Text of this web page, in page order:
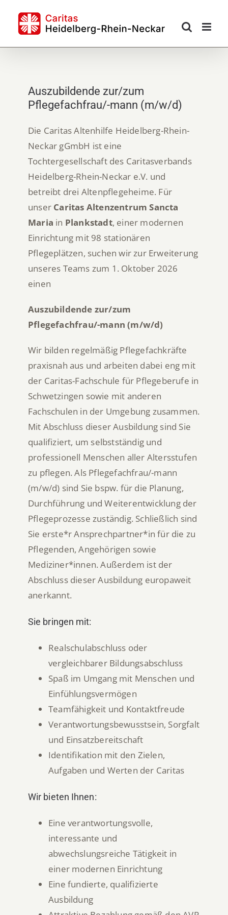
content
Auszubildende zur/zum
Pflegefachfrau/-mann (m/w/d)
Die Caritas Altenhilfe Heidelberg-Rhein-
Neckar gGmbH ist eine
Tochtergesellschaft des Caritasverbands
Heidelberg-Rhein-Neckar e.V. und
betreibt drei Altenpflegeheime. Für
unser Caritas Altenzentrum Sancta
Maria in Plankstadt, einer modernen
Einrichtung mit 98 stationären
Pflegeplätzen, suchen wir zur Erweiterung
unseres Teams zum 1. Oktober 2026
einen
Auszubildende zur/zum
Pflegefachfrau/-mann (m/w/d)
Wir bilden regelmäßig Pflegefachkräfte
praxisnah aus und arbeiten dabei eng mit
der Caritas-Fachschule für Pflegeberufe in
Schwetzingen sowie mit anderen
Fachschulen in der Umgebung zusammen.
Mit Abschluss dieser Ausbildung sind Sie
qualifiziert, um selbstständig und
professionell Menschen aller Altersstufen
zu pflegen. Als Pflegefachfrau/-mann
(m/w/d) sind Sie bspw. für die Planung,
Durchführung und Weiterentwicklung der
Pflegeprozesse zuständig. Schließlich sind
Sie erste*r Ansprechpartner*in für die zu
Pflegenden, Angehörigen sowie
Mediziner*innen. Außerdem ist der
Abschluss dieser Ausbildung europaweit
anerkannt.
Sie bringen mit:
Realschulabschluss oder
vergleichbarer Bildungsabschluss
Spaß im Umgang mit Menschen und
Einfühlungsvermögen
Teamfähigkeit und Kontaktfreude
Verantwortungsbewusstsein, Sorgfalt
und Einsatzbereitschaft
Identifikation mit den Zielen,
Aufgaben und Werten der Caritas
Wir bieten Ihnen:
Eine verantwortungsvolle,
interessante und
abwechslungsreiche Tätigkeit in
einer modernen Einrichtung
Eine fundierte, qualifizierte
Ausbildung